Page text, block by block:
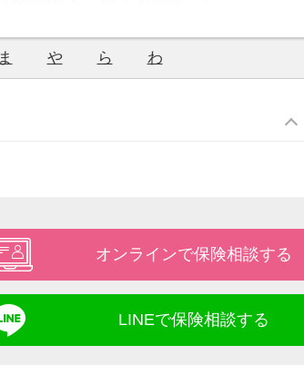
ま や ら わ
オンラインで保険相談する
LINEで保険相談する